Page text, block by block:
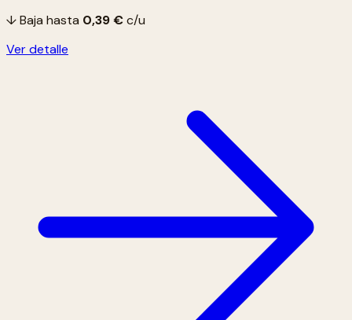
↓ Baja hasta 0,39 €c/u
Ver detalle